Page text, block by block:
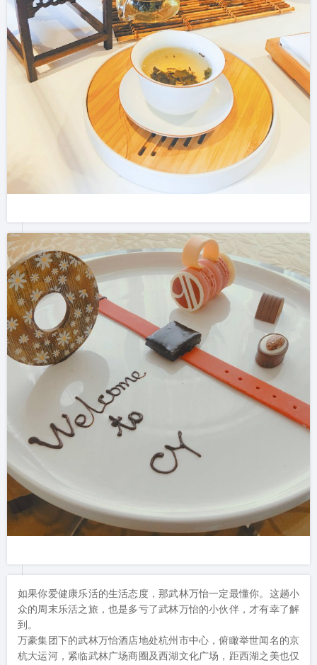
如果你爱健康乐活的生活态度，那武林万怡一定最懂你。这趟小
众的周末乐活之旅，也是多亏了武林万怡的小伙伴，才有幸了解
到。
万豪集团下的武林万怡酒店地处杭州市中心，俯瞰举世闻名的京
杭大运河，紧临武林广场商圈及西湖文化广场，距西湖之美也仅